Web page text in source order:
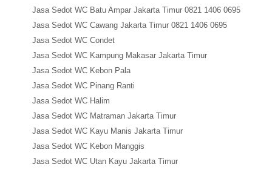
Jasa Sedot WC Batu Ampar Jakarta Timur 0821 1406 0695
Jasa Sedot WC Cawang Jakarta Timur 0821 1406 0695
Jasa Sedot WC Condet
Jasa Sedot WC Kampung Makasar Jakarta Timur
Jasa Sedot WC Kebon Pala
Jasa Sedot WC Pinang Ranti
Jasa Sedot WC Halim
Jasa Sedot WC Matraman Jakarta Timur
Jasa Sedot WC Kayu Manis Jakarta Timur
Jasa Sedot WC Kebon Manggis
Jasa Sedot WC Utan Kayu Jakarta Timur